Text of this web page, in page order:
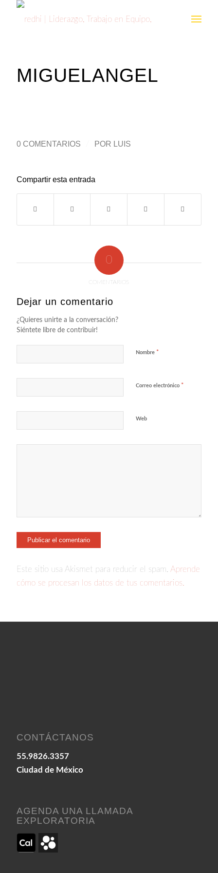
MIGUELANGEL
0 COMENTARIOS POR LUIS
Compartir esta entrada
0
COMENTARIOS
Dejar un comentario
¿Quieres unirte a la conversación?
Siéntete libre de contribuir!
Nombre *
Correo electrónico *
Web
Este sitio usa Akismet para reducir el spam. Aprende
cómo se procesan los datos de tus comentarios.
CONTÁCTANOS
55.9826.3357
Ciudad de México
AGENDA UNA LLAMADA
EXPLORATORIA